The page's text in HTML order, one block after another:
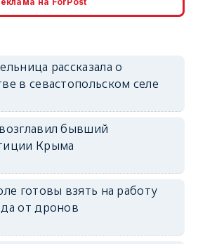
рассказала о
в севастопольском селе
бывший
Крыма
готовы взять на работу
от дронов